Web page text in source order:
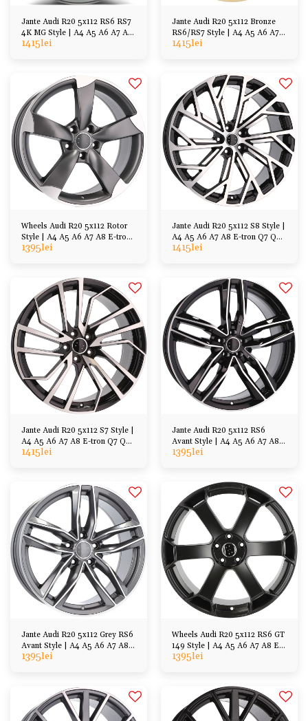
Jante Audi R20 5x112 RS6 RS7
4K MG Style | A4 A5 A6 A7 A8
Q7 Q5 Q3
1415lei
Jante Audi R20 5x112 Bronze
RS6/RS7 Style | A4 A5 A6 A7
A8 E-tron Q7 Q5 Q3
1415lei
Wheels Audi R20 5x112 Rotor
Style | A4 A5 A6 A7 A8 E-tron
Q7 Q5 Q3
1395lei
Jante Audi R20 5x112 S8 Style |
A4 A5 A6 A7 A8 E-tron Q7 Q5
Q3
1415lei
Jante Audi R20 5x112 S7 Style |
A4 A5 A6 A7 A8 E-tron Q7 Q5
Q3
1415lei
Jante Audi R20 5x112 RS6
Avant Style | A4 A5 A6 A7 A8
E-tron Q7 Q5 Q3
1395lei
Jante Audi R20 5x112 Grey RS6
Avant Style | A4 A5 A6 A7 A8
E-tron Q7 Q5 Q3
1395lei
Wheels Audi R20 5x112 RS6 GT
149 Style | A4 A5 A6 A7 A8 E-
tron Q7 Q5 Q3
1395lei